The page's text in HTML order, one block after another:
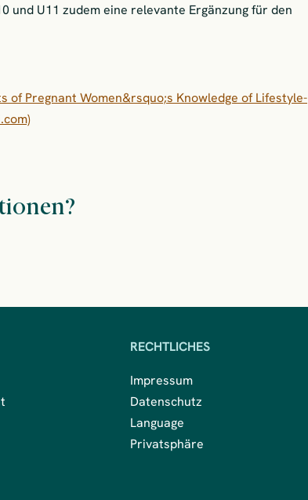
und U11 zudem eine relevante Ergänzung für den
of Pregnant Women&rsquo;s Knowledge of Lifestyle-
RECHTLICHES
Impressum
Datenschutz
Language
Privatsphäre